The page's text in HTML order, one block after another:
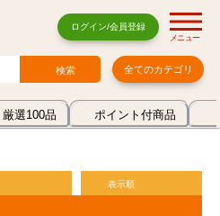
ログイン/会員登録
メニュー
全てのカテゴリ
厳選100品 ポイント付商品
表示順